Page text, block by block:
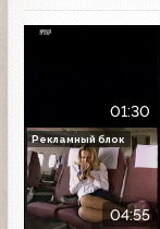
01:30
04:55
Рекламный блок